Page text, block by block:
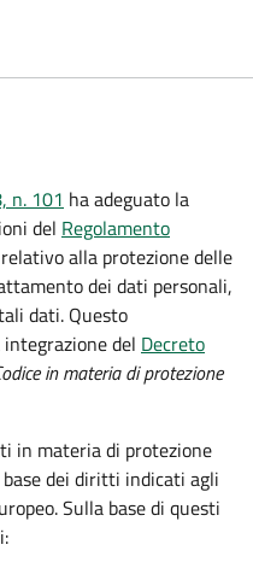
n. 101 ha adeguato la
del Regolamento
relativo alla protezione delle
dei dati personali,
dati. Questo
del Decreto
in materia di protezione
in materia di protezione
dei diritti indicati agli
Sulla base di questi